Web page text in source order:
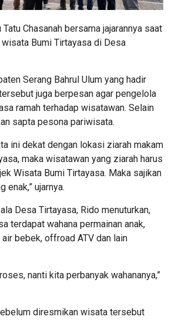
Tatu Chasanah bersama jajarannya saat
Bumi Tirtayasa di Desa
Serang Bahrul Ulum yang hadir
juga berpesan agar pengelola
ramah terhadap wisatawan. Selain
sapta pesona pariwisata.
ini dekat dengan lokasi ziarah makam
maka wisatawan yang ziarah harus
Wisata Bumi Tirtayasa. Maka sajikan
enak,” ujarnya.
Desa Tirtayasa, Rido menuturkan,
terdapat wahana permainan anak,
bebek, offroad ATV dan lain
nanti kita perbanyak wahananya,”
diresmikan wisata tersebut